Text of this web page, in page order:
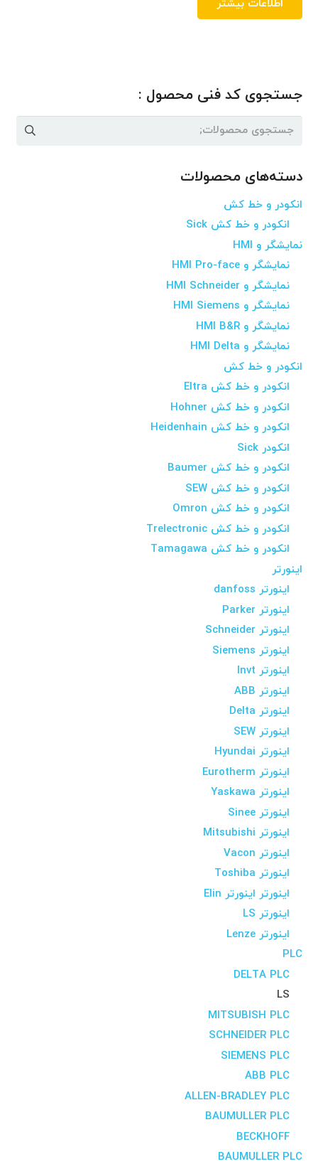
اطلاعات بیشتر
جستجوی کد فنی محصول :
جستجو
دسته‌های محصولات
انکودر و خط کش
انکودر و خط کش Sick
نمایشگر و HMI
نمایشگر و HMI Pro-face
نمایشگر و HMI Schneider
نمایشگر و HMI Siemens
نمایشگر و HMI B&R
نمایشگر و HMI Delta
انکودر و خط کش
انکودر و خط کش Eltra
انکودر و خط کش Hohner
انکودر و خط کش Heidenhain
انکودر Sick
انکودر و خط کش Baumer
انکودر و خط کش SEW
انکودر و خط کش Omron
انکودر و خط کش Trelectronic
انکودر و خط کش Tamagawa
اینورتر
اینورتر danfoss
اینورتر Parker
اینورتر Schneider
اینورتر Siemens
اینورتر Invt
اینورتر ABB
اینورتر Delta
اینورتر SEW
اینورتر Hyundai
اینورتر Eurotherm
اینورتر Yaskawa
اینورتر Sinee
اینورتر Mitsubishi
اینورتر Vacon
اینورتر Toshiba
اینورتر اینورتر Elin
اینورتر LS
اینورتر Lenze
PLC
DELTA PLC
LS
MITSUBISH PLC
SCHNEIDER PLC
SIEMENS PLC
ABB PLC
ALLEN-BRADLEY PLC
BAUMULLER PLC
BECKHOFF
BAUMULLER PLC